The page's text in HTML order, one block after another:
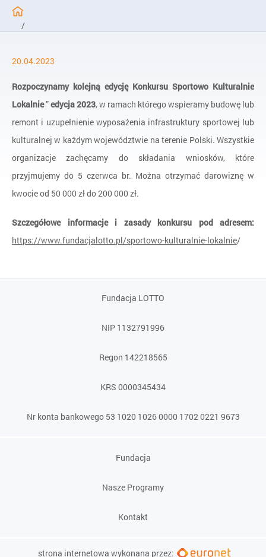
/
/
Sportowo Kulturalnie Lokalnie – edycja 2023
20.04.2023
Rozpoczynamy kolejną edycję Konkursu Sportowo Kulturalnie
Lokalnie”edycja 2023, w ramach którego wspieramy budowę lub
remont i uzupełnienie wyposażenia infrastruktury sportowej lub
kulturalnej w każdym województwie na terenie Polski. Wszystkie
organizacje zachęcamy do składania wniosków, które
przyjmujemy do 5 czerwca br. Można otrzymać darowiznę w
kwocie od 50 000 zł do 200 000 zł.
Szczegółowe informacje i zasady konkursu pod adresem:
https://www.fundacjalotto.pl/sportowo-kulturalnie-lokalnie/
Fundacja LOTTO
NIP 1132791996
Regon 142218565
KRS 0000345434
Nr konta bankowego 53 1020 1026 0000 1702 0221 9673
Fundacja
Nasze Programy
Kontakt
strona internetowa wykonana przez: